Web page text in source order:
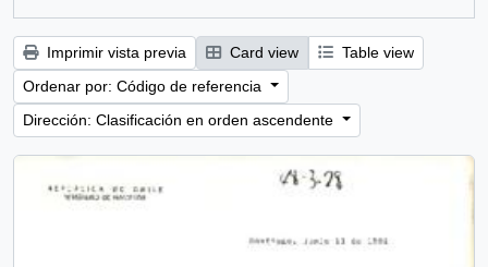
Imprimir vista previa Card view
Table view
Ordenar por: Código de referencia
Dirección: Clasificación en orden ascendente